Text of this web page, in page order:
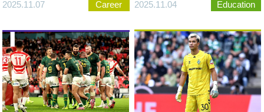
2025.11.07 Career 2025.11.04 Education